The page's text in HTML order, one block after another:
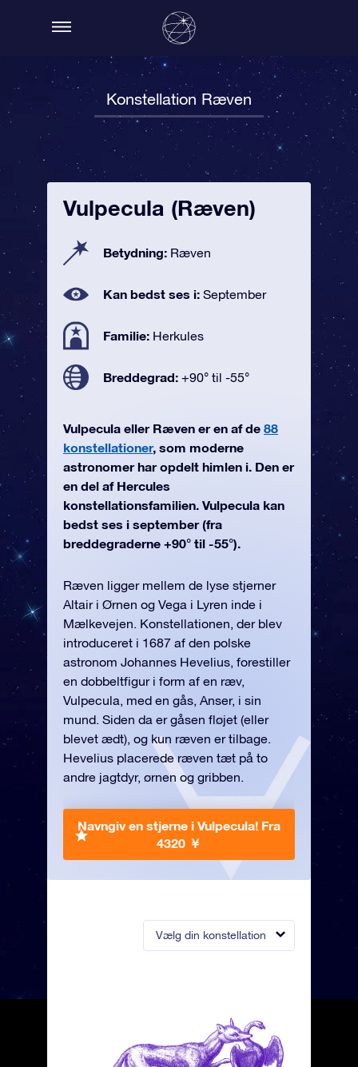
Konstellation Ræven
Vælg din konstellation
Vulpecula (Ræven)
Betydning: Ræven
Kan bedst ses i: September
Familie: Herkules
Breddegrad: +90° til -55°
Vulpecula eller Ræven er en af de 88
konstellationer, som moderne
astronomer har opdelt himlen i. Den er
en del af Hercules
konstellationsfamilien. Vulpecula kan
bedst ses i september (fra
breddegraderne +90° til -55°).
Ræven ligger mellem de lyse stjerner
Altair i Ørnen og Vega i Lyren inde i
Mælkevejen. Konstellationen, der blev
introduceret i 1687 af den polske
astronom Johannes Hevelius, forestiller
en dobbeltfigur i form af en ræv,
Vulpecula, med en gås, Anser, i sin
mund. Siden da er gåsen fløjet (eller
blevet ædt), og kun ræven er tilbage.
Hevelius placerede ræven tæt på to
andre jagtdyr, ørnen og gribben.
Navngiv en stjerne i Vulpecula! Fra
4320 ￥